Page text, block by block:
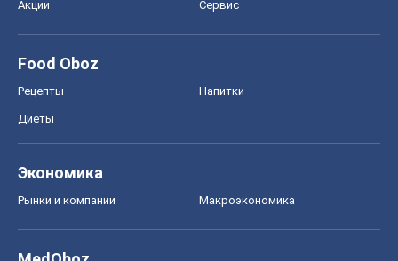
Акции Сервис
Food Oboz
Рецепты Напитки
Диеты
Экономика
Рынки и компании Mакроэкономика